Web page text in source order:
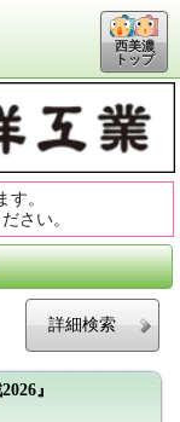
西美濃
トップ
。
さい。
件
詳細検索
』